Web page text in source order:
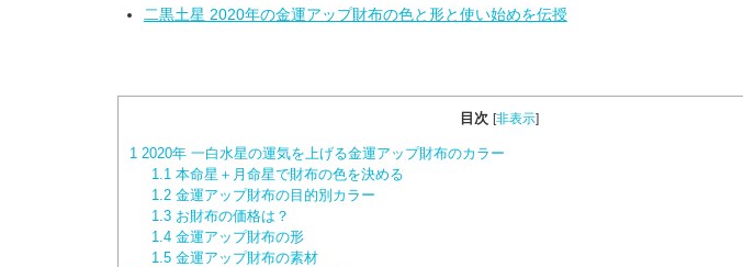
二黒土星 2020年の金運アップ財布の色と形と使い始めを伝授
目次 [非表示]
1 2020年 一白水星の運気を上げる金運アップ財布のカラー
1.1 本命星＋月命星で財布の色を決める
1.2金運アップ財布の目的別カラー
1.3お財布の価格は？
1.4金運アップ財布の形
1.5金運アップ財布の素材